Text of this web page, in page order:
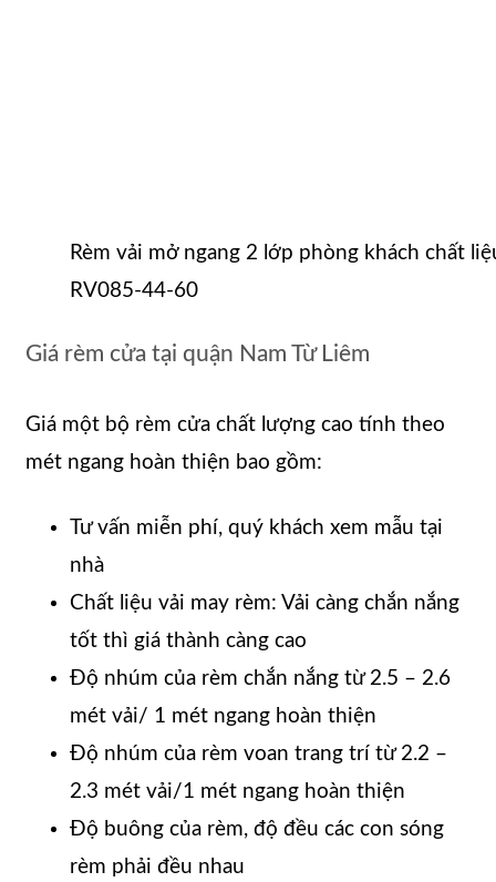
Rèm vải mở ngang 2 lớp phòng khách chất
RV085-44-60
Giá rèm cửa tại quận Nam Từ Liêm
Giá một bộ rèm cửa chất lượng cao tính theo
mét ngang hoàn thiện bao gồm:
Tư vấn miễn phí, quý khách xem mẫu tại
nhà
Chất liệu vải may rèm: Vải càng chắn nắng
tốt thì giá thành càng cao
Độ nhúm của rèm chắn nắng từ 2.5 – 2.6
mét vải/ 1 mét ngang hoàn thiện
Độ nhúm của rèm voan trang trí từ 2.2 –
2.3 mét vải/1 mét ngang hoàn thiện
Độ buông của rèm, độ đều các con sóng
rèm phải đều nhau